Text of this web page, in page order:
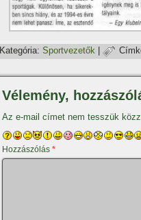
Kategória: Sportvezetők
Vélemény,
Az e-mail címet nem tesszük
Hozzászólás *